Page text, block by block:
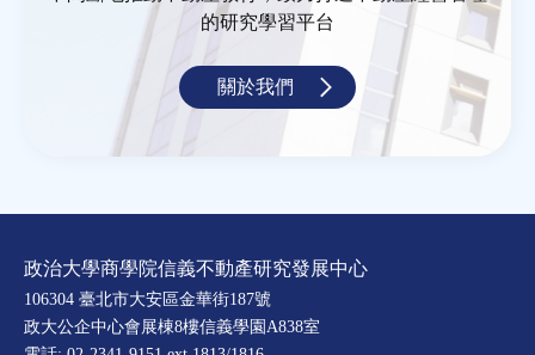
的研究學習平台
關於我們
政治大學商學院信義不動產研究發展中心
106304 臺北市大安區金華街187號
政大公企中心會展棟8樓信義學園A838室